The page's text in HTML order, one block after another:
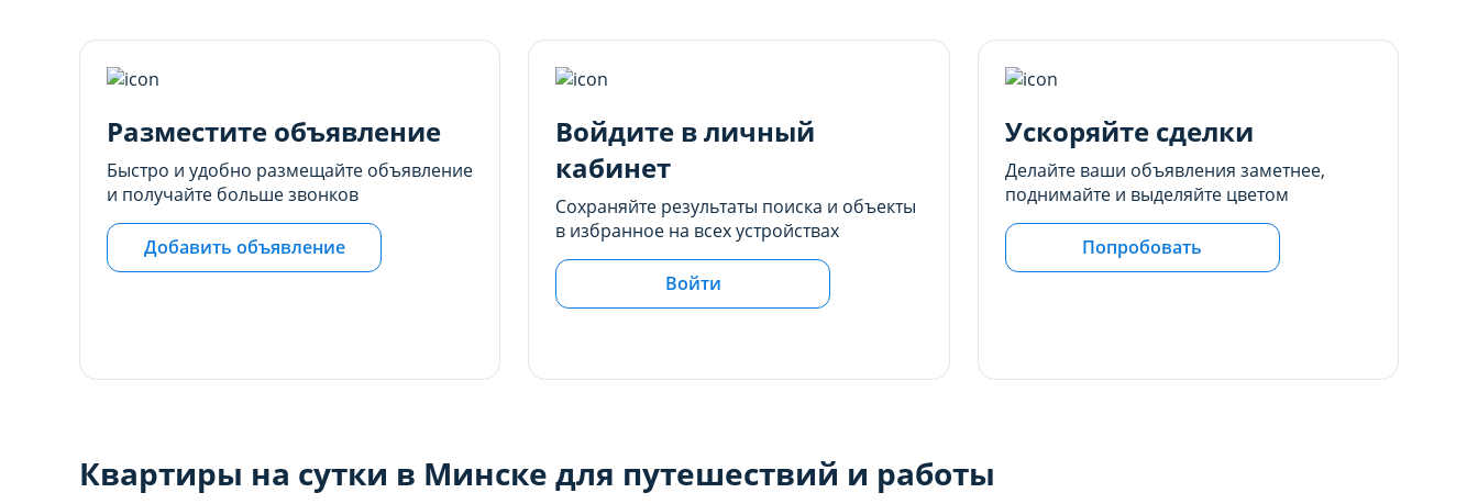
Разместите объявление
Быстро и удобно размещайте объявление
и получайте больше звонков
Добавить объявление
Войдите в личный
кабинет
Сохраняйте результаты поиска и объекты
в избранное на всех устройствах
Войти
Ускоряйте сделки
Делайте ваши объявления заметнее,
поднимайте и выделяйте цветом
Попробовать
Квартиры на сутки в Минске для путешествий и работы